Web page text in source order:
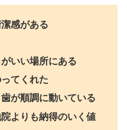
感がある
いい場所にある
てくれた
が順調に動いている
よりも納得のいく値